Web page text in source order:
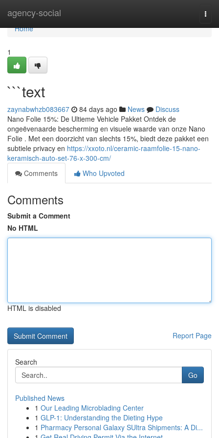
agency-social
Home
Home
1
```text
zaynabwhzb083667 84 days ago News
Discuss
Nano Folie 15%: De Ultieme Vehicle Pakket Ontdek de
ongeëvenaarde bescherming en visuele waarde van onze Nano
Folie . Met een doorzicht van slechts 15%, biedt deze pakket een
subtiele privacy en https://xxoto.nl/ceramic-raamfolie-15-nano-
keramisch-auto-set-76-x-300-cm/
Comments
Who Upvoted
Comments
Submit a Comment
No HTML
HTML is disabled
Report Page
Search
Go
Published News
1 Our Leading Microblading Center
1 GLP-1: Understanding the Dieting Hype
1 Pharmacy Personal Galaxy SUltra Shipments: A Di...